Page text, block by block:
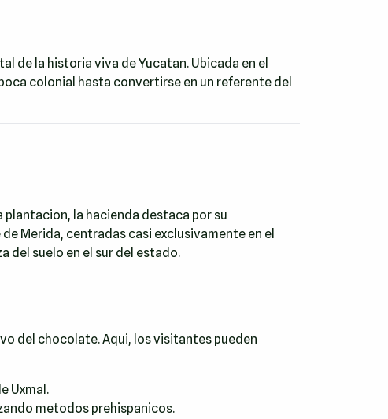
de la historia viva de Yucatan. Ubicada en el
colonial hasta convertirse en un referente del
la hacienda destaca por su
Merida, centradas casi exclusivamente en el
del suelo en el sur del estado.
del chocolate. Aqui, los visitantes pueden
Uxmal.
metodos prehispanicos.